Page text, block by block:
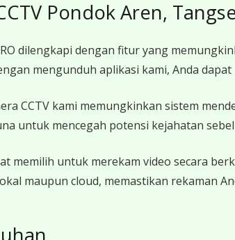
Pondok Aren,
dilengkapi dengan fitur yang
mengunduh aplikasi kami, Anda
CCTV kami memungkinkan sistem
untuk mencegah potensi kejahatan
memilih untuk merekam video secara
maupun cloud, memastikan rekaman